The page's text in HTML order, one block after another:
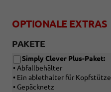
OPTIONALE EXTRAS
PAKETE
Simply Clever Plus-Paket:
• Abfallbehälter
• Ein ablethalter für Kopfstütze
• Gepäcknetz